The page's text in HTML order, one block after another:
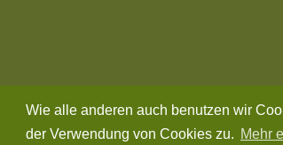
Wie alle anderen auch benutzen wir
der Verwendung von Cookies zu. Mehr